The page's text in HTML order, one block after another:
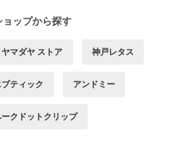
ョップから探す
ヤマダヤ ストア 神戸レタス
ティック アンドミー
ークドットクリップ